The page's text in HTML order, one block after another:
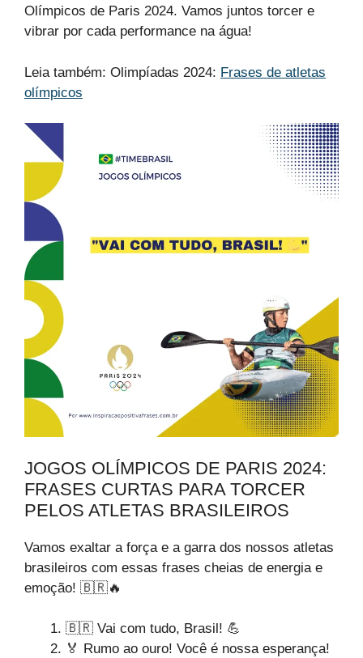
Olímpicos de Paris 2024. Vamos juntos torcer e
vibrar por cada performance na água!
Leia também: Olimpíadas 2024: Frases de atletas
olímpicos
JOGOS OLÍMPICOS DE PARIS 2024:
FRASES CURTAS PARA TORCER
PELOS ATLETAS BRASILEIROS
Vamos exaltar a força e a garra dos nossos atletas
brasileiros com essas frases cheias de energia e
emoção! 🇧🇷🔥
🇧🇷 Vai com tudo, Brasil! 💪
🏅 Rumo ao ouro! Você é nossa esperança!